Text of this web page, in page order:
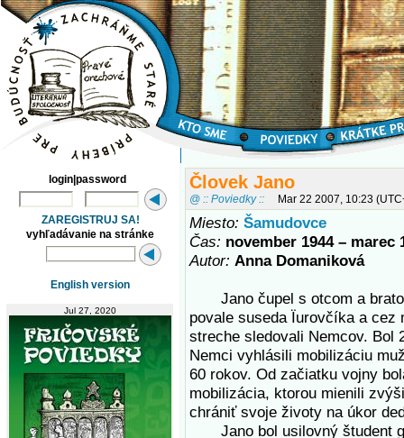
login|password
ZAREGISTRUJ SA!
vyhľadávanie na stránke
English version
Jul 27, 2020
Človek Jano
@ :: Poviedky :: Mar 22 2007, 10:23
Miesto: Šamudovce
Čas: november 1944 – marec
Autor: Anna Domaniková
Jano čupel s otcom a
povale suseda Ïurovčíka a cez
streche sledovali Nemcov. Bol
Nemci vyhlásili mobilizáciu
60 rokov. Od začiatku vojny
mobilizácia, ktorou mienili
chrániť svoje životy na úkor
Jano bol usilovný študent